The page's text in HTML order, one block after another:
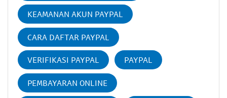
KEAMANAN AKUN PAYPAL
CARA DAFTAR PAYPAL
VERIFIKASI PAYPAL PAYPAL
PEMBAYARAN ONLINE